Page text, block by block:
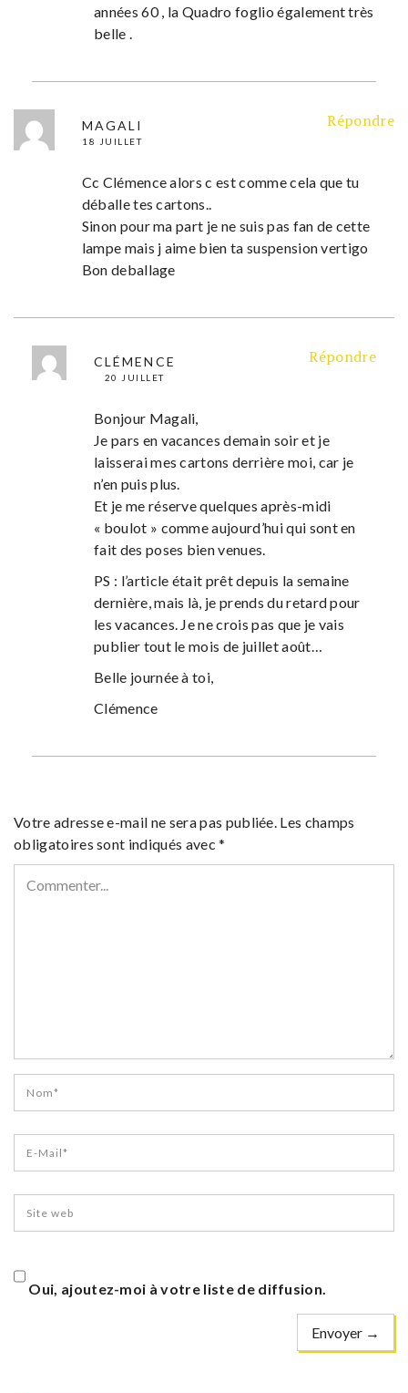
années 60 , la Quadro foglio également très
belle .
MAGALI
18 JUILLET
Répondre
Cc Clémence alors c est comme cela que tu
déballe tes cartons..
Sinon pour ma part je ne suis pas fan de cette
lampe mais j aime bien ta suspension vertigo
Bon deballage
CLÉMENCE
20 JUILLET
Répondre
Bonjour Magali,
Je pars en vacances demain soir et je
laisserai mes cartons derrière moi, car je
n’en puis plus.
Et je me réserve quelques après-midi
« boulot » comme aujourd’hui qui sont en
fait des poses bien venues.
PS : l’article était prêt depuis la semaine
dernière, mais là, je prends du retard pour
les vacances. Je ne crois pas que je vais
publier tout le mois de juillet août…
Belle journée à toi,
Clémence
Votre adresse e-mail ne sera pas publiée. Les champs
obligatoires sont indiqués avec*
Oui, ajoutez-moi à votre liste de diffusion.